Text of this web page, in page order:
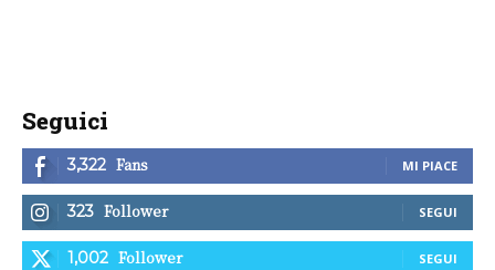
Seguici
3,322 Fans MI PIACE
323 Follower SEGUI
1,002 Follower SEGUI